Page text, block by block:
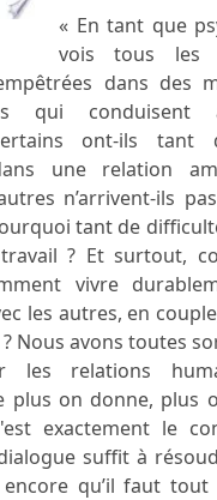
« En tant que
vois tous les
dans des
qui conduisent
ont-ils
une relation
n’arrivent-ils
tant de
? Et surtout,
vivre
les autres, en
Nous avons toutes
les relations
plus on donne, plus
exactement le
suffit à
qu’il faut tout